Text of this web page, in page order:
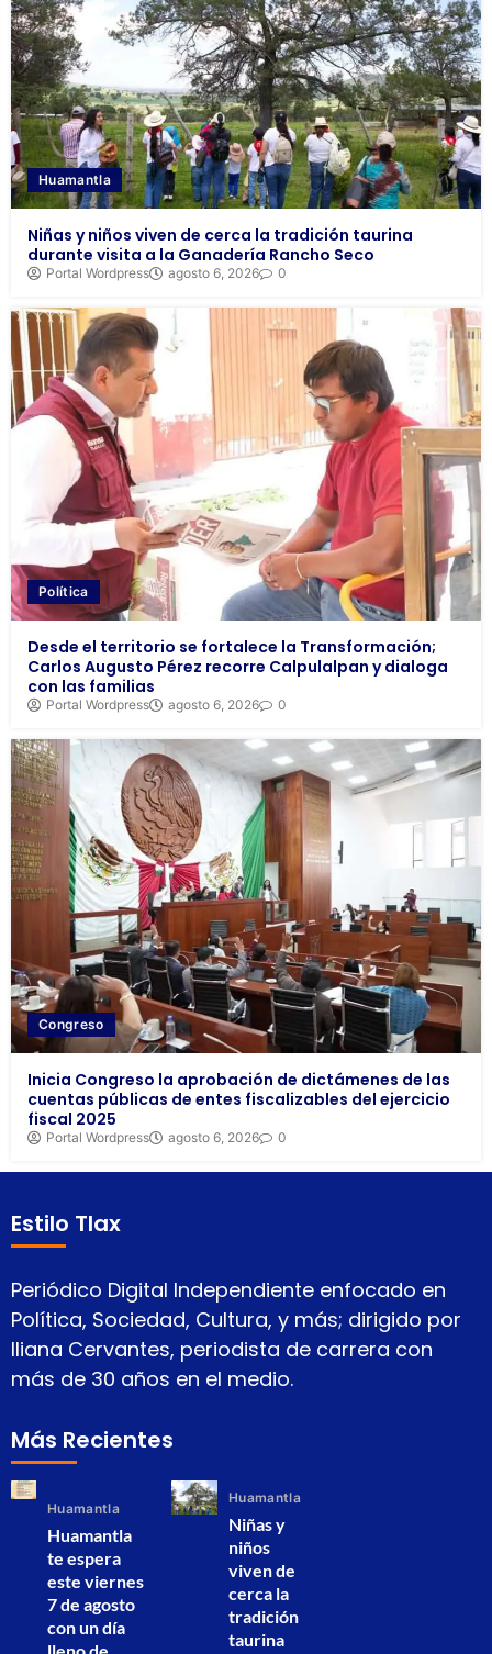
Huamantla
Niñas y niños viven de cerca la tradición taurina
durante visita a la Ganadería Rancho Seco
Portal Wordpress agosto 6, 2026 0
Política
Desde el territorio se fortalece la Transformación;
Carlos Augusto Pérez recorre Calpulalpan y dialoga
con las familias
Portal Wordpress agosto 6, 2026 0
Congreso
Inicia Congreso la aprobación de dictámenes de las
cuentas públicas de entes fiscalizables del ejercicio
fiscal 2025
Portal Wordpress agosto 6, 2026 0
Estilo Tlax
Periódico Digital Independiente enfocado en
Política, Sociedad, Cultura, y más; dirigido por
Iliana Cervantes, periodista de carrera con
más de 30 años en el medio.
Más Recientes
Huamantla
Huamantla
te espera
este viernes
7 de agosto
con un día
Huamantla
Niñas y
niños
viven de
cerca la
tradición
taurina